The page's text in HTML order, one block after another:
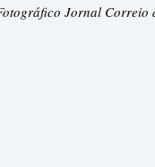
Jornal Correio